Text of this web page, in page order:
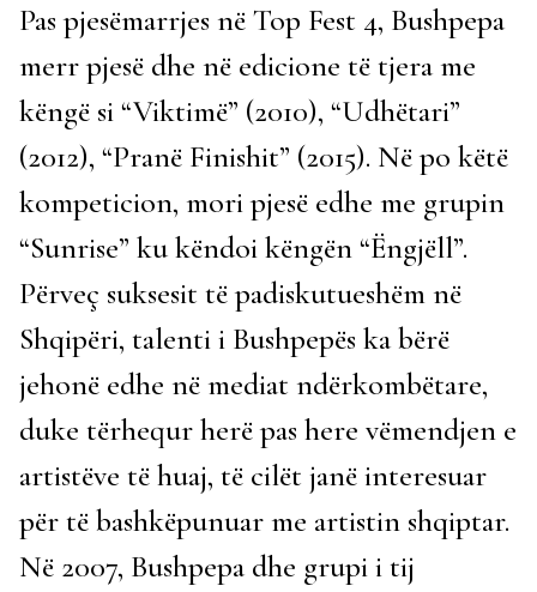
Pas pjesëmarrjes në Top Fest 4, Bushpepa
merr pjesë dhe në edicione të tjera me
këngë si “Viktimë” (2010), “Udhëtari”
(2012), “Pranë Finishit” (2015). Në po këtë
kompeticion, mori pjesë edhe me grupin
“Sunrise” ku këndoi këngën “Ëngjëll”.
Përveç suksesit të padiskutueshëm në
Shqipëri, talenti i Bushpepës ka bërë
jehonë edhe në mediat ndërkombëtare,
duke tërhequr herë pas here vëmendjen e
artistëve të huaj, të cilët janë interesuar
për të bashkëpunuar me artistin shqiptar.
Në 2007, Bushpepa dhe grupi i tij